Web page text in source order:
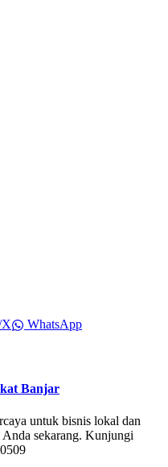
X WhatsApp
Banjar
untuk bisnis lokal dan
sekarang. Kunjungi